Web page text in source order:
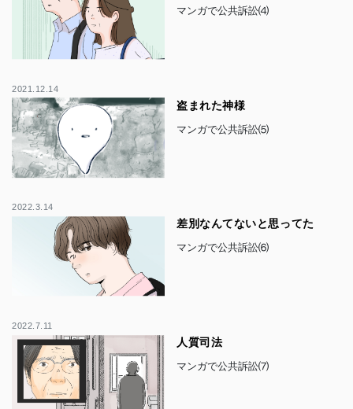
マンガで公共訴訟⑷
2021.12.14
盗まれた神様
マンガで公共訴訟⑸
2022.3.14
差別なんてないと思ってた
マンガで公共訴訟⑹
2022.7.11
人質司法
マンガで公共訴訟⑺